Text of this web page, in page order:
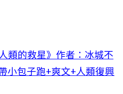
類的救星》作者：冰城不
小包子跑+爽文+人類復興